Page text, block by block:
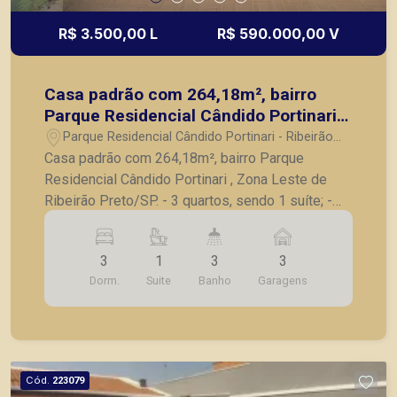
R$ 3.500,00 L R$ 590.000,00 V
Casa padrão com 264,18m², bairro
Parque Residencial Cândido Portinari ,
Zona Leste de Ribeirão Preto/SP.
Parque Residencial Cândido Portinari - Ribeirão
Preto/SP
Casa padrão com 264,18m², bairro Parque
Residencial Cândido Portinari , Zona Leste de
Ribeirão Preto/SP. - 3 quartos, sendo 1 suíte; -
Banheiro social; - Sala para 2 ambientes; -
Cozinha com armários; - Copa; - Área de serviço;
- Banheiro de serviço; - Quintal; - Área de
churrasco; - 3 vagas de garagem. A Piramid tem
como objetivo atender seus clientes com
principais lançamentos da cidade de Ribeirão
Preto.
3
Dorm.
1
Suite
3
Banho
3
Garagens
Cód. 223079